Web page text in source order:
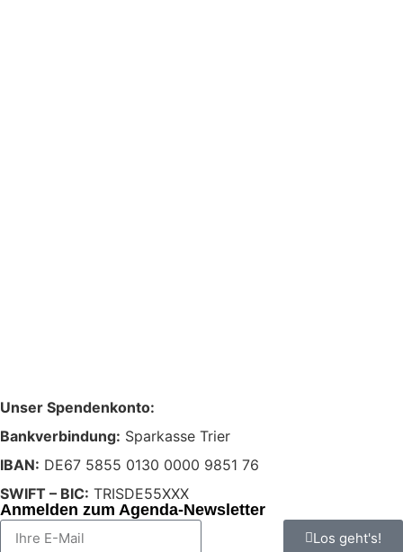
Unser Spendenkonto:
Bankverbindung: Sparkasse Trier
IBAN: DE67 5855 0130 0000 9851 76
SWIFT – BIC: TRISDE55XXX
Anmelden zum Agenda-Newsletter
Los geht's!